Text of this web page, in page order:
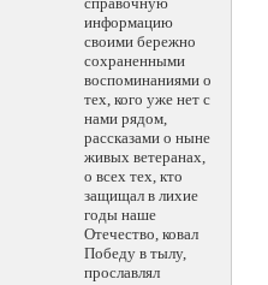
информацию
своими бережно
сохраненными
воспоминаниями о
тех, кого уже нет с
нами рядом,
рассказами о ныне
живых ветеранах,
о всех тех, кто
защищал в лихие
годы наше
Отечество, ковал
Победу в тылу,
прославлял